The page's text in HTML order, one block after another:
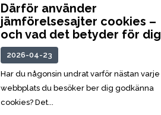
Därför använder
jämförelsesajter cookies –
och vad det betyder för dig
2026-04-23
Har du någonsin undrat varför nästan varje
webbplats du besöker ber dig godkänna
cookies? Det...